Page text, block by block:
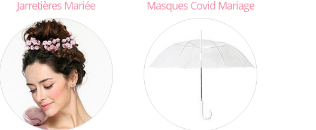
Jarretières Mariée Masques Covid Mariage